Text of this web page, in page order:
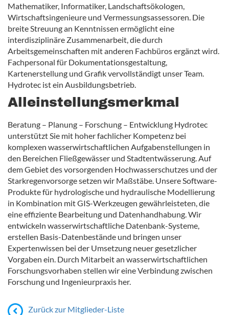
Mathematiker, Informatiker, Landschaftsökologen,
Wirtschaftsingenieure und Vermessungsassessoren. Die
breite Streuung an Kenntnissen ermöglicht eine
interdisziplinäre Zusammenarbeit, die durch
Arbeitsgemeinschaften mit anderen Fachbüros ergänzt wird.
Fachpersonal für Dokumentationsgestaltung,
Kartenerstellung und Grafik vervollständigt unser Team.
Hydrotec ist ein Ausbildungsbetrieb.
Alleinstellungsmerkmal
Beratung – Planung – Forschung – Entwicklung Hydrotec
unterstützt Sie mit hoher fachlicher Kompetenz bei
komplexen wasserwirtschaftlichen Aufgabenstellungen in
den Bereichen Fließgewässer und Stadtentwässerung. Auf
dem Gebiet des vorsorgenden Hochwasserschutzes und der
Starkregenvorsorge setzen wir Maßstäbe. Unsere Software-
Produkte für hydrologische und hydraulische Modellierung
in Kombination mit GIS-Werkzeugen gewährleisteten, die
eine effiziente Bearbeitung und Datenhandhabung. Wir
entwickeln wasserwirtschaftliche Datenbank-Systeme,
erstellen Basis-Datenbestände und bringen unser
Expertenwissen bei der Umsetzung neuer gesetzlicher
Vorgaben ein. Durch Mitarbeit an wasserwirtschaftlichen
Forschungsvorhaben stellen wir eine Verbindung zwischen
Forschung und Ingenieurpraxis her.
Zurück zur Mitglieder-Liste